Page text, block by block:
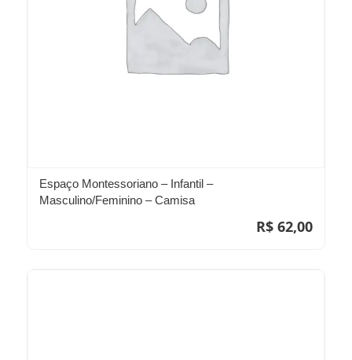
Espaço Montessoriano – Infantil –
Masculino/Feminino – Camisa
R$ 62,00